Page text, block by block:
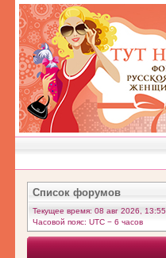
Список форумов
Текущее время: 08 авг 2026, 13:55
Часовой пояс: UTC − 6 часов